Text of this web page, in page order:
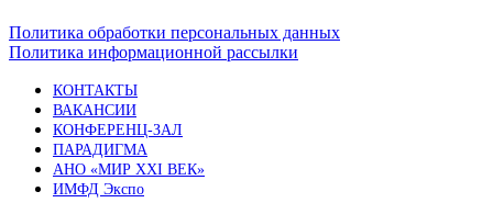
Политика обработки персональных данных
Политика информационной рассылки
КОНТАКТЫ
ВАКАНСИИ
КОНФЕРЕНЦ-ЗАЛ
ПАРАДИГМА
АНО «МИР XXI ВЕК»
ИМФД Экспо